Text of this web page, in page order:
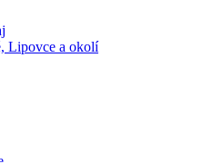
Lipovce a okolí